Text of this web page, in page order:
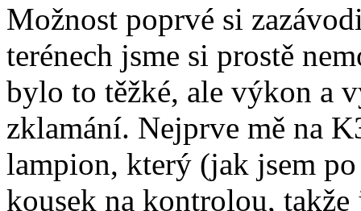
Možnost poprvé si
terénech jsme si prostě
bylo to těžké, ale výkon a
zklamání. Nejprve mě na
lampion, který (jak jsem
kousek na kontrolou, takže